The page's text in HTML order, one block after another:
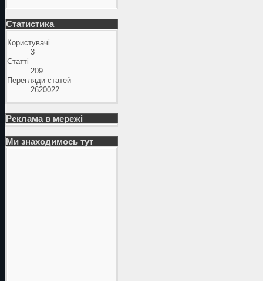
Статистика
Користувачі
3
Статті
209
Перегляди статей
2620022
Реклама в мережі
Ми знаходимось тут